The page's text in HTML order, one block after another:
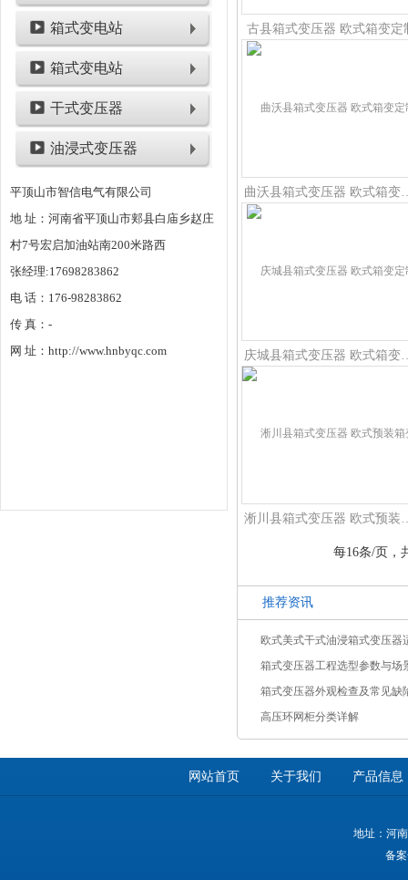
箱式变电站
箱式变电站
干式变压器
油浸式变压器
平顶山市智信电气有限公司
地 址：河南省平顶山市郏县白庙乡赵庄
村7号宏启加油站南200米路西
张经理:17698283862
电 话：176-98283862
传 真：-
网 址：http://www.hnbyqc.com
古县箱式变压器 欧式箱变定
曲沃县箱式变
庆城县箱式变
淅川县箱式变
每16条/页，
推荐资讯
欧式美式干式油浸箱式变压器
箱式变压器工程选型参数与场
箱式变压器外观检查及常见缺
高压环网柜分类详解
网站首页 关于我们 产品信息
地址：河
备